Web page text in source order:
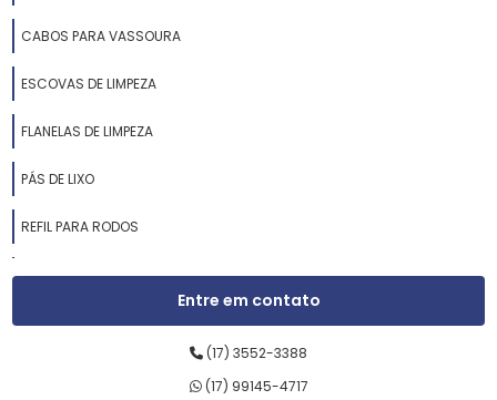
CABOS PARA VASSOURA
ESCOVAS DE LIMPEZA
FLANELAS DE LIMPEZA
PÁS DE LIXO
REFIL PARA RODOS
RODOS DE ALUMÍNIO
RODOS DE BORRACHA
Entre em contato
(17) 3552-3388
(17) 99145-4717